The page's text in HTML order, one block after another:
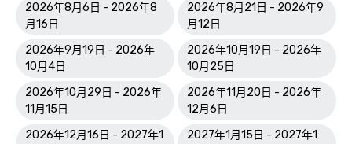
2026年8月6日 - 2026年8
月16日
2026年8月21日 - 2026年9
月12日
2026年9月19日 - 2026年
10月4日
2026年10月19日 - 2026年
10月25日
2026年10月29日 - 2026年
11月15日
2026年11月20日 - 2026年
12月6日
2026年12月16日 - 2027年1
2027年1月15日 - 2027年1